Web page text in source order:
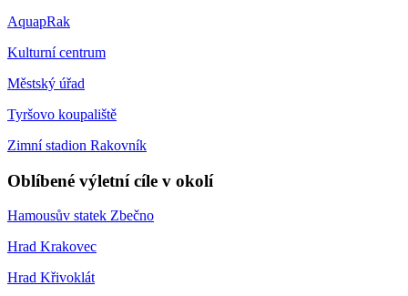
AquapRak
Kulturní centrum
Městský úřad
Tyršovo koupaliště
Zimní stadion Rakovník
Oblíbené výletní cíle v okolí
Hamousův statek Zbečno
Hrad Krakovec
Hrad Křivoklát